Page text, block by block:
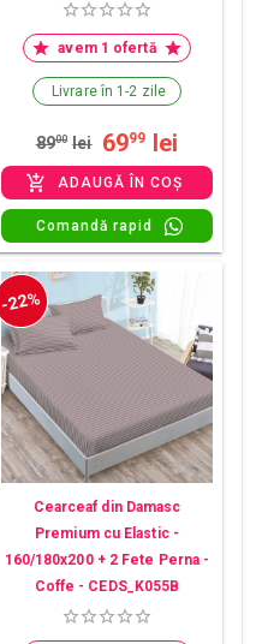
avem 1 ofertă
Livrare în 1-2 zile
8900 lei 6999 lei
ADAUGĂ ÎN COȘ
Comandă rapid
-22%
Cearceaf din Damasc
Premium cu Elastic -
160/180x200 + 2 Fete Perna -
Coffe - CEDS_K055B